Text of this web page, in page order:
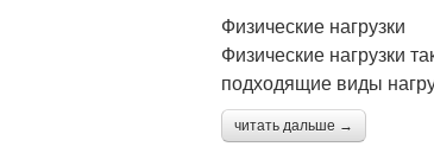
Физические нагрузки
Физические нагрузки
подходящие виды
читать дальше →